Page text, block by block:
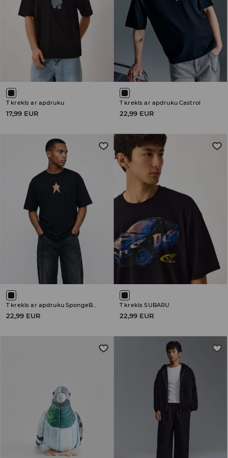
T krekls ar apdruku
17,99 EUR
T krekls ar apdruku Castrol
22,99 EUR
T krekls ar apdruku SpongeBob
22,99 EUR
T krekls SUBARU
22,99 EUR